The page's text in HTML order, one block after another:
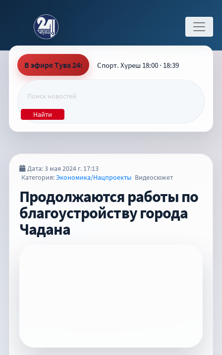
В эфире Тува 24: Спорт. Хүреш 18:00 · 18:39
Найти
Дата: 3 мая 2024 г. 17:13
Категория:Экономика/Нацпроекты Видеосюжет
Продолжаются работы по
благоустройству города
Чадана